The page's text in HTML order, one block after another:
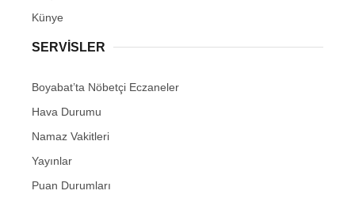
Künye
SERVISLER
Boyabat’ta Nöbetçi Eczaneler
Hava Durumu
Namaz Vakitleri
Yayınlar
Puan Durumları